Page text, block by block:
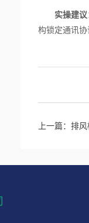
实操建议
构锁定通讯
上一篇： 排风